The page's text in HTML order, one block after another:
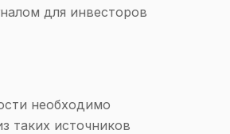
для инвесторов
необходимо
таких источников